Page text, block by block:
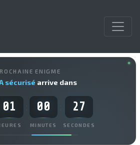
ENIGME
sécurisé arrive dans
01 00
MINUTES
27
SECONDES